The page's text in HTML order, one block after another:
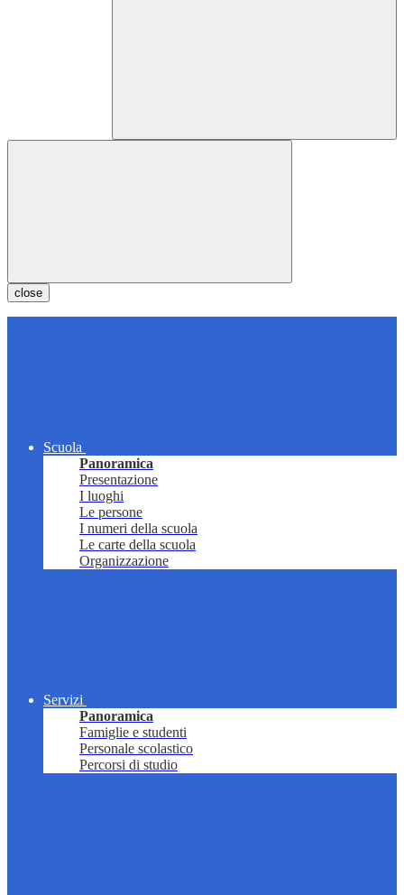
close
Scuola
Panoramica
Presentazione
I luoghi
Le persone
I numeri della scuola
Le carte della scuola
Organizzazione
Servizi
Panoramica
Famiglie e studenti
Personale scolastico
Percorsi di studio